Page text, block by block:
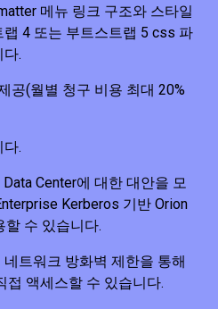
메뉴 링크 구조와 스타일
4 또는 부트스트랩 5 css 파
.
공(월별 청구 비용 최대 20%
.
Center에 대한 대안을 모
Kerberos 기반 Orion
수 있습니다.
트워크 방화벽 제한을 통해
접 액세스할 수 있습니다.